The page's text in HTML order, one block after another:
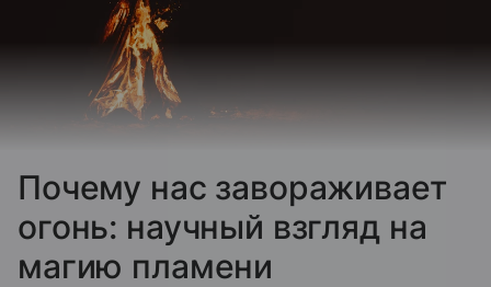
Почему нас завораживает
огонь: научный взгляд на
магию пламени